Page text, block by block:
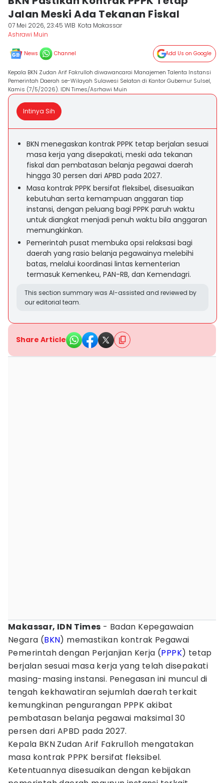
Jalan Meski Ada Tekanan Fiskal
07 Mei 2026, 23:45 WIB Kota Makassar
Ashrawi Muin
News Channel Add Us on Google
Kepala BKN Zudan Arif Fakrulloh diwawancarai Manajemen Talenta Instansi
Pemerintah Daerah se-Wilayah Sulawesi Selatan di Kantor Gubernur Sulsel,
Kamis (7/5/2026). IDN Times/Asrhawi Muin
Intinya Sih
BKN menegaskan kontrak PPPK tetap berjalan sesuai
masa kerja yang disepakati, meski ada tekanan
fiskal dan pembatasan belanja pegawai daerah
hingga 30 persen dari APBD pada 2027.
Masa kontrak PPPK bersifat fleksibel, disesuaikan
kebutuhan serta kemampuan anggaran tiap
instansi, dengan peluang bagi PPPK paruh waktu
untuk diangkat menjadi penuh waktu bila anggaran
memungkinkan.
Pemerintah pusat membuka opsi relaksasi bagi
daerah yang rasio belanja pegawainya melebihi
batas, melalui koordinasi lintas kementerian
termasuk Kemenkeu, PAN-RB, dan Kemendagri.
This section summary was AI-assisted and reviewed by
our editorial team.
Share Article
Makassar, IDN Times - Badan Kepegawaian
Negara (BKN) memastikan kontrak Pegawai
Pemerintah dengan Perjanjian Kerja (PPPK) tetap
berjalan sesuai masa kerja yang telah disepakati
masing-masing instansi. Penegasan ini muncul di
tengah kekhawatiran sejumlah daerah terkait
kemungkinan pengurangan PPPK akibat
pembatasan belanja pegawai maksimal 30
persen dari APBD pada 2027.
Kepala BKN Zudan Arif Fakrulloh mengatakan
masa kontrak PPPK bersifat fleksibel.
Ketentuannya disesuaikan dengan kebijakan